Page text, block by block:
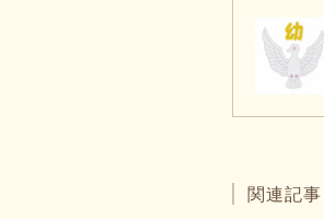
関連記事